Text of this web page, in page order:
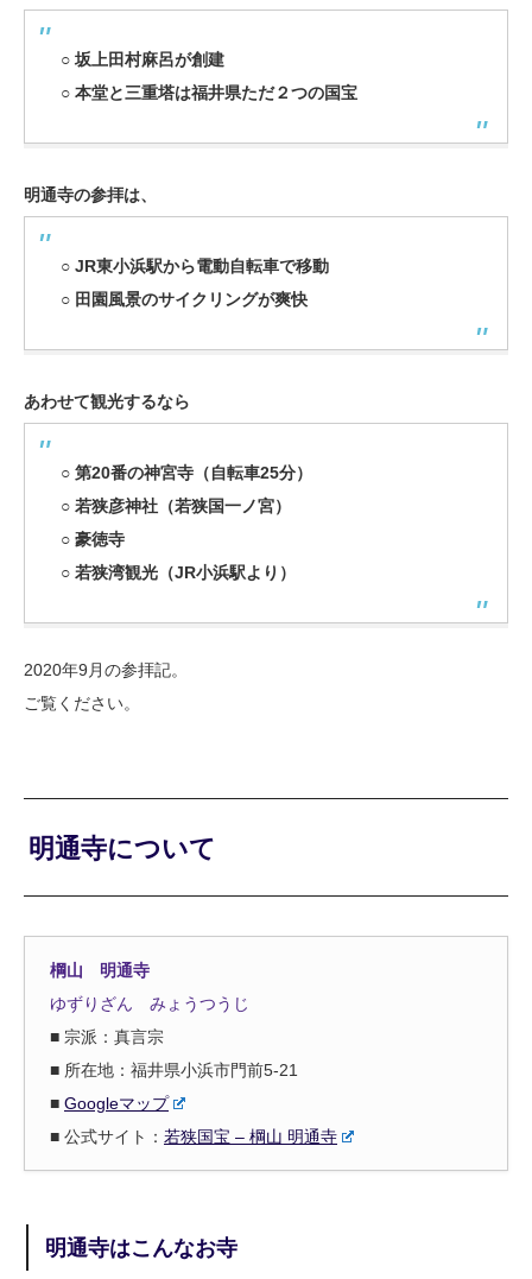
○ 坂上田村麻呂が創建
○ 本堂と三重塔は福井県ただ２つの国宝
明通寺の参拝は、
○ JR東小浜駅から電動自転車で移動
○ 田園風景のサイクリングが爽快
あわせて観光するなら
○ 第20番の神宮寺（自転車25分）
○ 若狭彦神社（若狭国一ノ宮）
○ 豪徳寺
○ 若狭湾観光（JR小浜駅より）
2020年9月の参拝記。
ご覧ください。
明通寺について
棡山 明通寺
ゆずりざん みょうつうじ
■ 宗派：真言宗
■ 所在地：福井県小浜市門前5-21
■ Googleマップ
■ 公式サイト： 若狭国宝 – 棡山 明通寺
明通寺はこんなお寺